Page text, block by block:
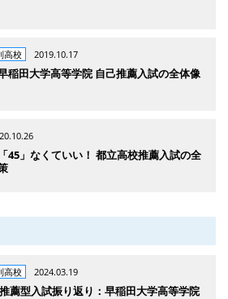
高校 2019.10.17
稲田大学高等学院 自己推薦入試の全体像
45」なくていい！ 都立高校推薦入試の全
高校 2024.03.19
薦型入試振り返り：早稲田大学高等学院